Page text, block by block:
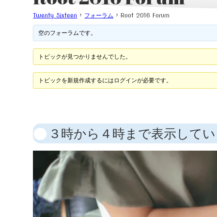
Twenty Sixteen › フォーラム › Root 2016 Forum
空のフォーラムです。
トピックが見つかりませんでした。
トピックを新規作成するにはログインが必要です。
３時から４時まで表示して